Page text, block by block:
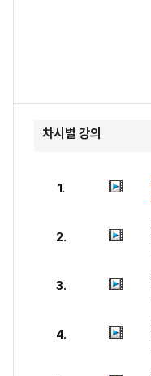
차시별 강의
1.
2.
3.
4.